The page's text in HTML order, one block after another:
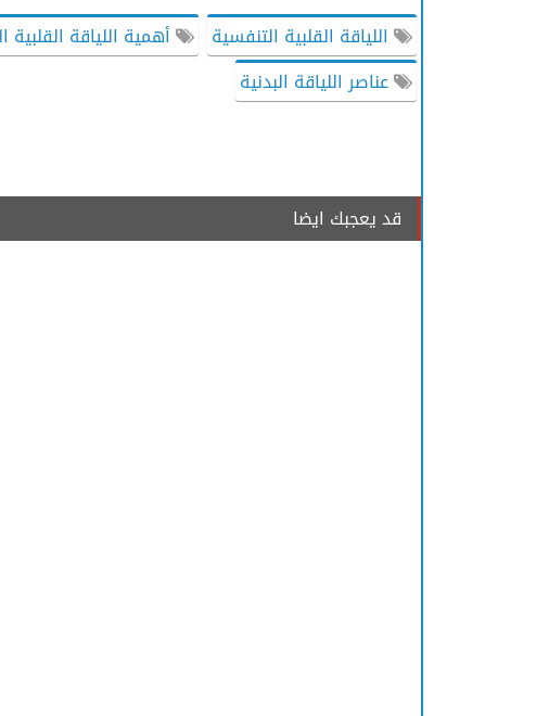
اللياقة القلبية التنفسية
أهمية اللياقة القلبية
عناصر اللياقة البدنية
قد يعجبك ايضا